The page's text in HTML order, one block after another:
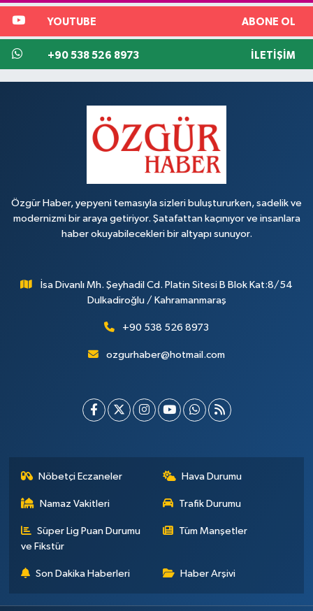
YOUTUBE ABONE OL
+90 538 526 8973 İLETIŞIM
Özgür Haber, yepyeni temasıyla sizleri buluştururken, sadelik ve
modernizmi bir araya getiriyor. Şatafattan kaçınıyor ve insanlara
haber okuyabilecekleri bir altyapı sunuyor.
İsa Divanlı Mh. Şeyhadil Cd. Platin Sitesi B Blok Kat:8/54
Dulkadiroğlu / Kahramanmaraş
+90 538 526 8973
ozgurhaber@hotmail.com
Nöbetçi Eczaneler Hava Durumu
Namaz Vakitleri Trafik Durumu
Süper Lig Puan Durumu
ve Fikstür
Tüm Manşetler
Son Dakika Haberleri Haber Arşivi